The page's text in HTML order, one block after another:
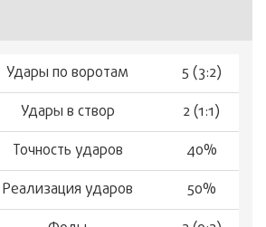
Удары по воротам
5 (3:2)
Удары в створ
2 (1:1)
Точность ударов
40%
Реализация ударов
50%